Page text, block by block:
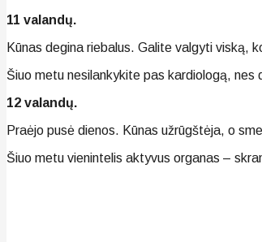
11 valandų.
Kūnas degina riebalus. Galite valgyti viską,
Šiuo metu nesilankykite pas kardiologą, nes
12 valandų.
Praėjo pusė dienos. Kūnas užrūgštėja, o
Šiuo metu vienintelis aktyvus organas –